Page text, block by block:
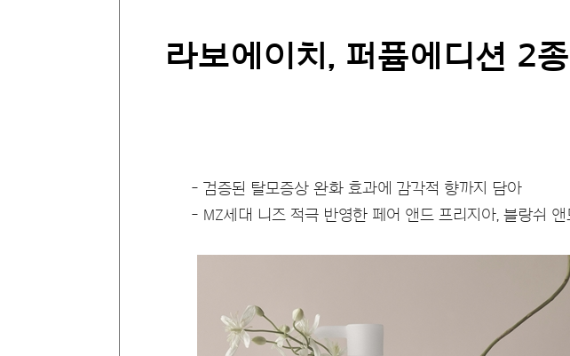
라보에이치, 퍼퓸에디션 2
- 검증된 탈모증상 완화 효과에 감각적 향까지 담아
- MZ세대 니즈 적극 반영한 페어 앤드 프리지아, 블랑쉬 앤